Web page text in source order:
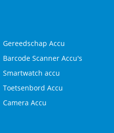
Gereedschap Accu
Barcode Scanner Accu's
Smartwatch accu
Toetsenbord Accu
Camera Accu